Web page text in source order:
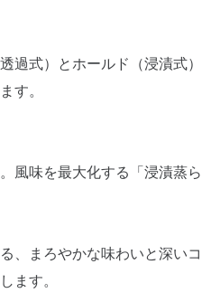
過式）とホールド（浸漬式
す。
風味を最大化する「浸漬蒸
、まろやかな味わいと深い
ます。